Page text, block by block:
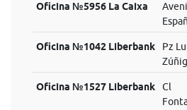
Oficina №5956 La Caixa
Oficina №1042 Liberbank
Pz
Oficina №1527 Liberbank
Cl